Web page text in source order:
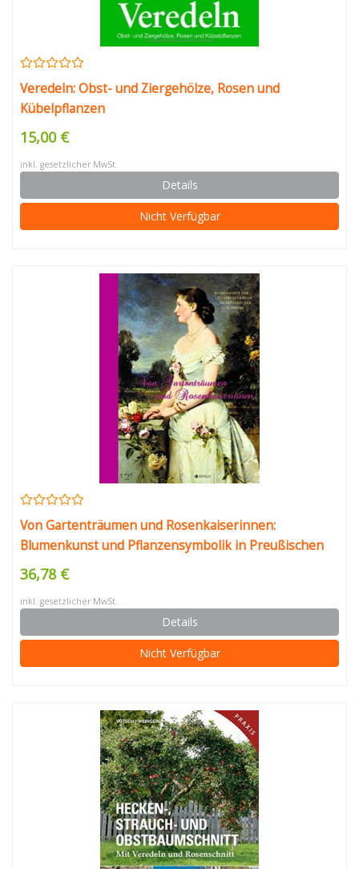
Veredeln: Obst- und Ziergehölze, Rosen und
Kübelpflanzen
15,00 €
inkl. gesetzlicher MwSt.
Details
Nicht Verfügbar
Von Gartenträumen und Rosenkaiserinnen:
Blumenkunst und Pflanzensymbolik in Preußischen
Schlössern
36,78 €
inkl. gesetzlicher MwSt.
Details
Nicht Verfügbar